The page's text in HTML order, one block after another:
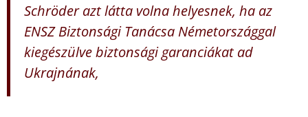
Schröder azt látta volna helyesnek, ha az
ENSZ Biztonsági Tanácsa Németországgal
kiegészülve biztonsági garanciákat ad
Ukrajnának,